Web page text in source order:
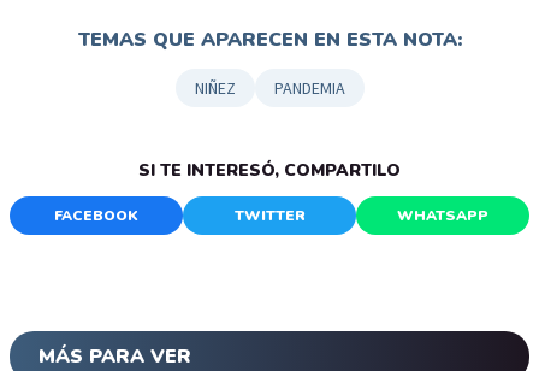
TEMAS QUE APARECEN EN ESTA NOTA:
NIÑEZ PANDEMIA
SI TE INTERESÓ, COMPARTILO
FACEBOOK TWITTER WHATSAPP
MÁS PARA VER